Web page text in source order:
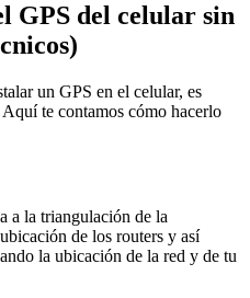
GPS del celular sin
un GPS en el celular, es
te contamos cómo hacerlo
a la triangulación de la
de los routers y así
la ubicación de la red y de tu